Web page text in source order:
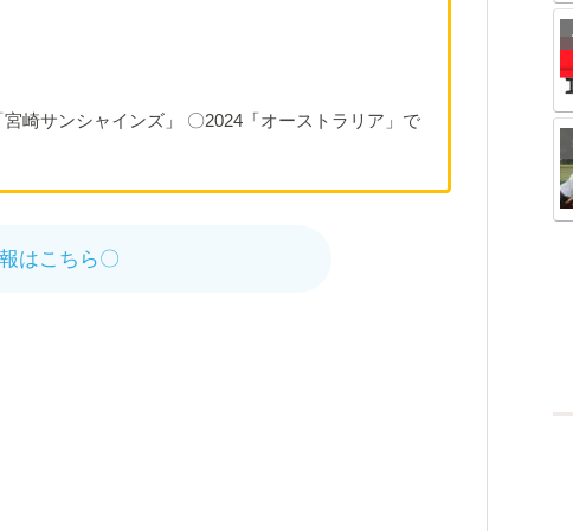
崎サンシャインズ」 〇2024「オーストラリア」で
はこちら〇